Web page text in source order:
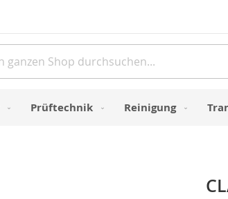
Prüftechnik Reinigung